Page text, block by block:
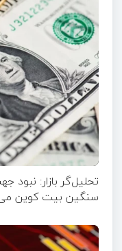
تحلیل‌گر بازار:
سنگین بیت کوین